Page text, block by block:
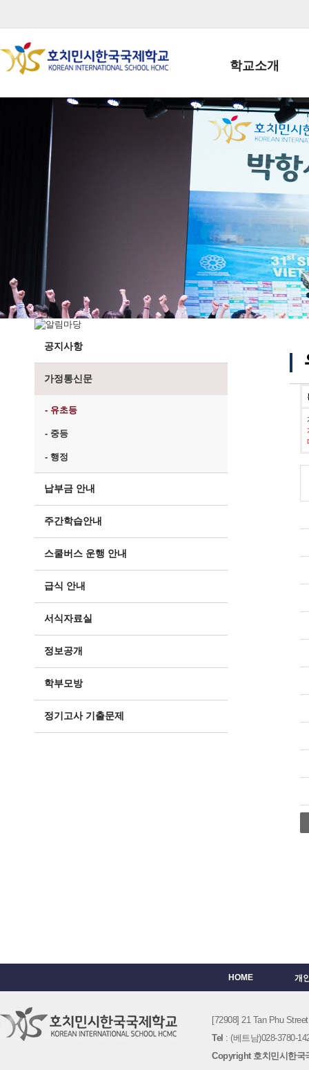
학교소개
학교장인사말
학생회장인사말
학교상징
학교 CI
교직원현황
학생현황
위치/전화
전경사진
공지사항
가정통신문
- 유초등
- 중등
- 행정
납부금 안내
주간학습안내
스쿨버스 운행 안내
급식 안내
서식자료실
정보공개
학부모방
정기고사 기출문제
HOME 개
[72908] 21 Tan Phu
Tel : (베트남)028-3780-
Copyright 호치민시한국